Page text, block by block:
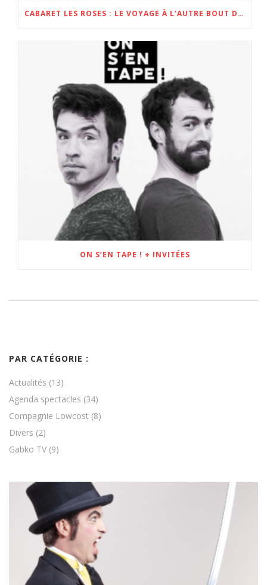
CABARET LES ROSES : LE VOYAGE À L’AUTRE BOUT DE LA FRANCE !
ON S’EN TAPE ! + INVITÉES
PAR CATÉGORIE :
Actualités (13)
Agenda spectacles (34)
Compagnie Lowcost (8)
Divers (2)
Gabko TV (9)